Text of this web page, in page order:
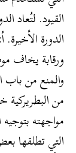
القيود. لتُعاد
الدورة
ورقابة يخاف
والمنع من باب
من البطريركية
مواجهته
التي تطلقها